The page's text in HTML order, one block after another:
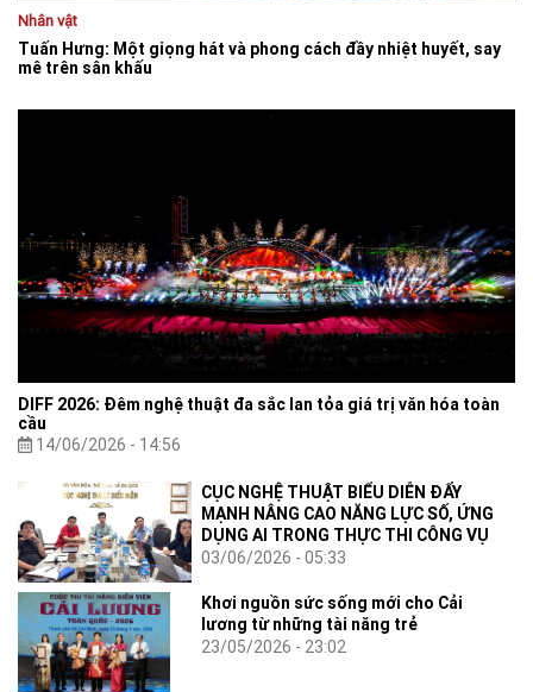
Nhân vật
Tuấn Hưng: Một giọng hát và phong cách đầy nhiệt huyết, say
mê trên sân khấu
DIFF 2026: Đêm nghệ thuật đa sắc lan tỏa giá trị văn hóa toàn
cầu
14/06/2026 - 14:56
CỤC NGHỆ THUẬT BIỂU DIỄN ĐẨY
MẠNH NÂNG CAO NĂNG LỰC SỐ, ỨNG
DỤNG AI TRONG THỰC THI CÔNG VỤ
03/06/2026 - 05:33
Khơi nguồn sức sống mới cho Cải
lương từ những tài năng trẻ
23/05/2026 - 23:02